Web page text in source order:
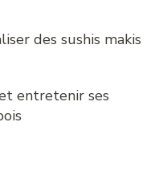
des sushis makis
entretenir ses